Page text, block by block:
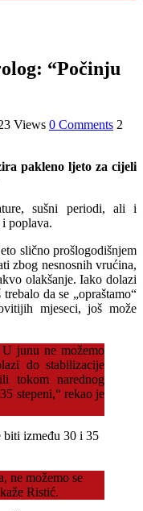
“Počinju
Views 0 Comments 2
pakleno ljeto za cijeli
sušni periodi, ali i
poplava.
slično prošlogodišnjem
zbog nesnosnih vrućina,
olakšanje. Iako dolazi
da se „opraštamo“
mjeseci, još može
junu ne možemo
do stabilizacije
tokom narednog
stepeni,“ rekao je
biti između 30 i 35
ne možemo se
Ristić.